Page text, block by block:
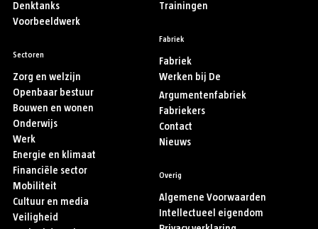
Denktanks
Voorbeeldwerk
Sectoren
Zorg en welzijn
Openbaar bestuur
Bouwen en wonen
Onderwijs
Werk
Energie en klimaat
Financiële sector
Mobiliteit
Cultuur en media
Veiligheid
Trainingen
Fabriek
Fabriek
Werken bij De
Argumentenfabriek
Fabriekers
Contact
Nieuws
Overig
Algemene Voorwaarden
Intellectueel eigendom